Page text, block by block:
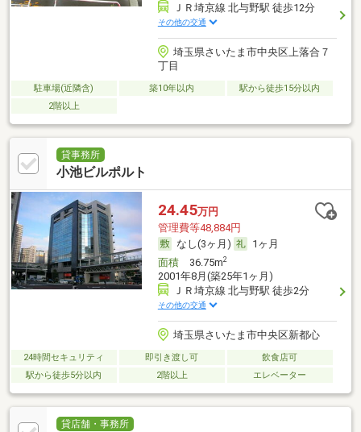
ＪＲ埼京線 北与野駅 徒歩12分
その他の交通
埼玉県さいたま市中央区上落合７
丁目
駐車場(近隣含) 築10年以内
駅から徒歩15分以内
2階以上
貸事務所
小池ビルポルト
24.45万円
管理費等48,884円
なし(3ヶ月)
1ヶ月
面積36.75m2
2001年8月(築25年1ヶ月)
ＪＲ埼京線 北与野駅 徒歩2分
その他の交通
埼玉県さいたま市中央区新都心
24時間セキュリティ 即引き渡し可
飲食店可
駅から徒歩5分以内
2階以上 エレベーター
貸店舗・事務所